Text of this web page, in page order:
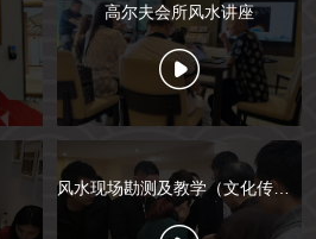
高尔夫会所风水讲座
风水现场勘测及教学（文化传承）